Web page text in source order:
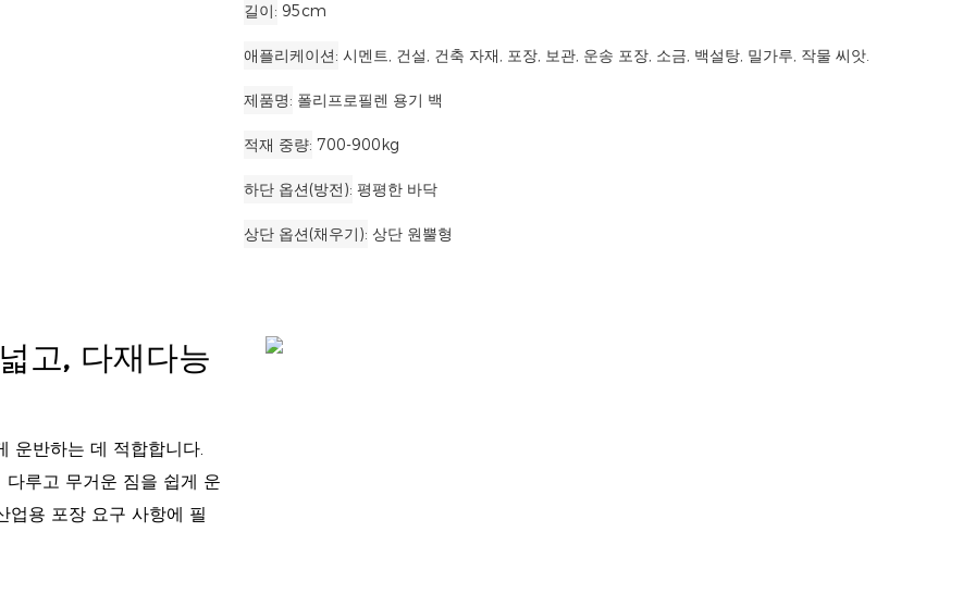
길이 95cm
애플리케이션 시멘트, 건설, 건축 자재, 포장, 보관, 운송 포장, 소금, 백설탕, 밀가루, 작물 씨앗.
제품명 폴리프로필렌 용기 백
적재 중량 700-900kg
하단 옵션(방전) 평평한 바닥
상단 옵션(채우기) 상단 원뿔형
고, 다재다능
운반하는 데 적합합니다.
루고 무거운 짐을 쉽게 운
업용 포장 요구 사항에 필